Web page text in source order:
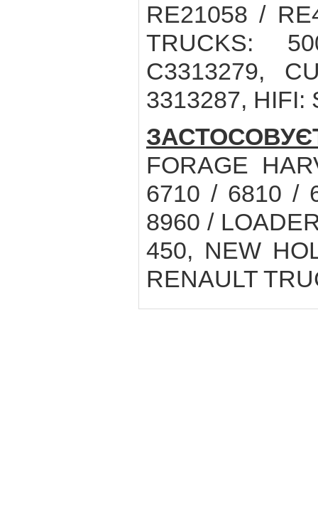
RE21058 /
TRUCKS:
C3313279,
3313287, HIFI:
FORAGE
6710 / 6810 /
8960 /
450, NEW
RENAULT